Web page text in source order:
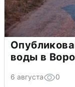
воды в
6 августа 0